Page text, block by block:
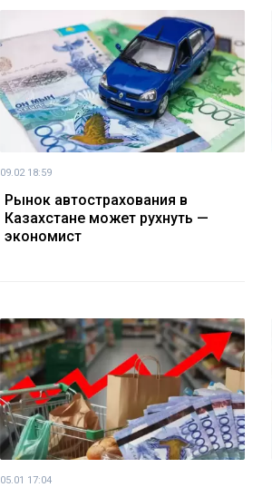
09.02 18:59
Рынок автострахования в
Казахстане может рухнуть —
экономист
05.01 17:04